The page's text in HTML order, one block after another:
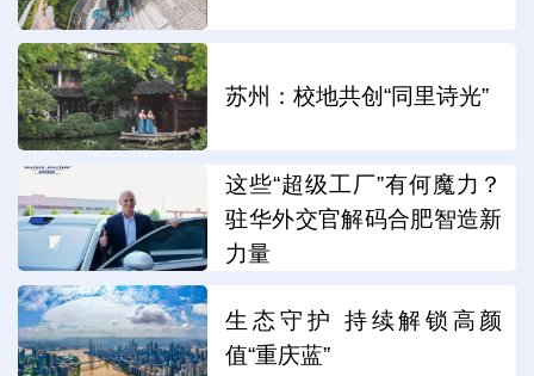
苏州：校地共创“同里诗光”
这些“超级工厂”有何魔力？
驻华外交官解码合肥智造新
力量
生态守护 持续解锁高颜
值“重庆蓝”